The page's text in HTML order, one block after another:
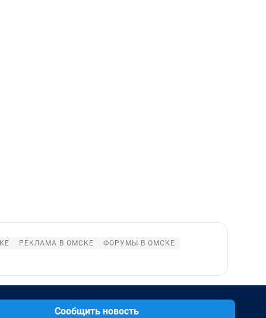
РЕКЛАМА В ОМСКЕ ФОРУМЫ В ОМСКЕ
Сообщить новость